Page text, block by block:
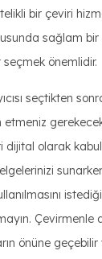
bir çeviri
sağlam
önemlidir.
seçtikten
etmeniz
dijital olarak
Çevirmenle
önüne